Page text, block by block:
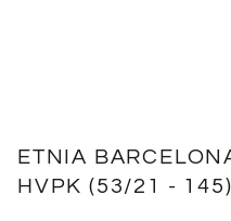
ETNIA
HVPK (53/21 - 145)